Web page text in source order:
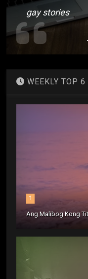
gay stories
WEEKLY TOP 6
1
Ang Malibog Kong